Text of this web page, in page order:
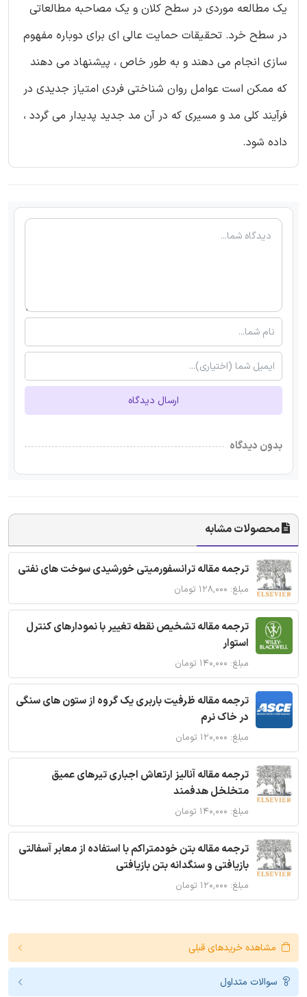
یک مطالعه موردی در سطح کلان و یک مصاحبه مطالعاتی
در سطح خرد. تحقیقات حمایت عالی ای برای دوباره مفهوم
سازی انجام می دهند و به طور خاص ، پیشنهاد می دهند
که ممکن است عوامل روان شناختی فردی امتیاز جدیدی در
فرآیند کلی مد و مسیری که در آن مد جدید پدیدار می گردد ،
داده شود.
ارسال دیدگاه
بدون دیدگاه
محصولات مشابه
ترجمه مقاله ترانسفورمیتی خورشیدی سوخت های نفتی
مبلغ: ۱۲۸,۰۰۰ تومان
ترجمه مقاله تشخیص نقطه تغییر با نمودارهای کنترل
استوار
مبلغ: ۱۴۰,۰۰۰ تومان
ترجمه مقاله ظرفیت باربری یک گروه از ستون های سنگی
در خاک نرم
مبلغ: ۱۲۰,۰۰۰ تومان
ترجمه مقاله آنالیز ارتعاش اجباری تیرهای عمیق
متخلخل هدفمند
مبلغ: ۱۴۰,۰۰۰ تومان
ترجمه مقاله بتن خودمتراکم با استفاده از معابر آسفالتی
بازیافتی و سنگدانه بتن بازیافتی
مبلغ: ۱۲۰,۰۰۰ تومان
مشاهده خریدهای قبلی
سوالات متداول